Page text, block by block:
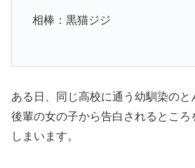
相棒：黒猫ジジ
ある日、同じ高校に通う幼馴染のと
後輩の女の子から告白されるところ
しまいます。